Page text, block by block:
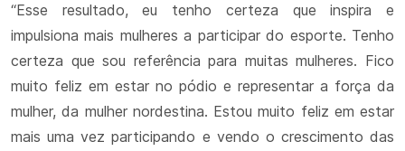
“Esse resultado, eu tenho certeza que inspira e
impulsiona mais mulheres a participar do esporte. Tenho
certeza que sou referência para muitas mulheres. Fico
muito feliz em estar no pódio e representar a força da
mulher, da mulher nordestina. Estou muito feliz em estar
mais uma vez participando e vendo o crescimento das